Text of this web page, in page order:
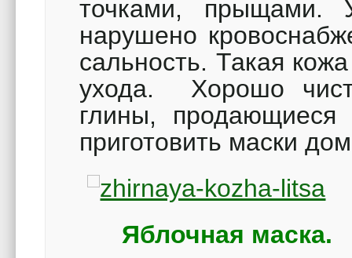
точками,
нарушено
сальность. Такая
ухода. Хорошо
глины,
приготовить маски
Яблочная маска.